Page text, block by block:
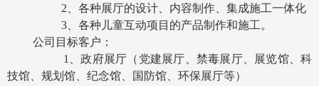
2 、各种展厅的设计、内容制作、集成施工一体化
3 、各种儿童互动项目的产品制作和施工。
公司目标客户：
1
、政府展厅（党建展厅、禁毒展厅、展览馆、科
技馆、规划馆、纪念馆、国防馆、环保展厅等）